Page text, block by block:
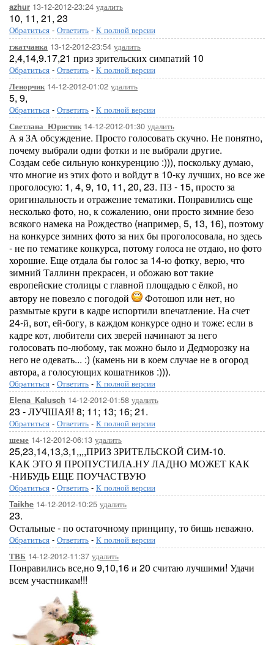
azhur 13-12-2012-23:24 удалить
10, 11, 21, 23
Обратиться - Ответить - К полной версии
гжатчанка 13-12-2012-23:54 удалить
2,4,14,9.17,21 приз зрительских симпатий 10
Обратиться - Ответить - К полной версии
Ленорчик14-12-2012-01:02 удалить
5, 9,
Обратиться - Ответить - К полной версии
Светлана_Юристик14-12-2012-01:30 удалить
А я ЗА обсуждение. Просто голосовать скучно. Не понятно,
почему выбрали одни фотки и не выбрали другие.
Создам себе сильную конкуренцию :))), поскольку думаю,
что многие из этих фото и войдут в 10-ку лучших, но все же
проголосую: 1, 4, 9, 10, 11, 20, 23. ПЗ - 15, просто за
оригинальность и отражение тематики. Понравились еще
несколько фото, но, к сожалению, они просто зимние безо
всякого намека на Рождество (например, 5, 13, 16), поэтому
на конкурсе зимних фото за них бы проголосовала, но здесь
- не по тематике конкурса, потому голоса не отдаю, но фото
хорошие. Еще отдала бы голос за 14-ю фотку, верю, что
зимний Таллинн прекрасен, и обожаю вот такие
европейские столицы с главной площадью с ёлкой, но
автору не повезло с погодой
Фотошоп или нет, но
размытые круги в кадре испортили впечатление. На счет
24-й, вот, ей-богу, в каждом конкурсе одно и тоже: если в
кадре кот, любители сих зверей начинают за него
голосовать по-любому, так можно было и Дедморозку на
него не одевать... :) (камень ни в коем случае не в огород
автора, а голосующих кошатников :))).
Обратиться - Ответить - К полной версии
Elena_Kalusch 14-12-2012-01:58 удалить
23 - ЛУЧШАЯ! 8; 11; 13; 16; 21.
Обратиться - Ответить - К полной версии
шеме 14-12-2012-06:13 удалить
25,23,14,13,3,1,,,,ПРИЗ ЗРИТЕЛЬСКОЙ СИМ-10.
КАК ЭТО Я ПРОПУСТИЛА.НУ ЛАДНО МОЖЕТ КАК
-НИБУДЬ ЕЩЕ ПОУЧАСТВУЮ
Обратиться - Ответить - К полной версии
Taikhe 14-12-2012-10:25 удалить
23.
Остальные - по остаточному принципу, то бишь неважно.
Обратиться - Ответить - К полной версии
ТВБ 14-12-2012-11:37 удалить
Понравились все,но 9,10,16 и 20 считаю лучшими! Удачи
всем участникам!!!